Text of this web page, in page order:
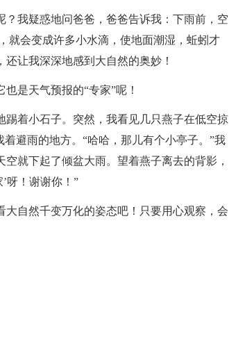
我疑惑地问爸爸，爸爸告诉我：下雨前，空
就会变成许多小水滴，使地面潮湿，蚯蚓才
让我深深地感到大自然的奥妙！
是天气预报的“专家”呢！
着小石子。突然，我看见几只燕子在低空掠
避雨的地方。“哈哈，那儿有个小亭子。”我
就下起了倾盆大雨。望着燕子离去的背影，
呀！谢谢你！”
自然千变万化的姿态吧！只要用心观察，会